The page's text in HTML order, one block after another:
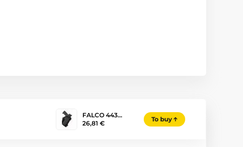
FALCO 443…
26,81 €
To buy